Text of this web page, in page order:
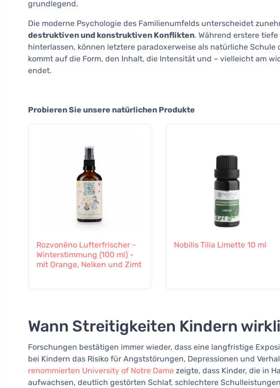
grundlegend.
Die moderne Psychologie des Familienumfelds unterscheidet
destruktiven und konstruktiven Konflikten. Während erstere
hinterlassen, können letztere paradoxerweise als natürliche Schule
kommt auf die Form, den Inhalt, die Intensität und – vielleicht am
endet.
Probieren Sie unsere natürlichen Produkte
Rozvoněno Lufterfrischer -
Winterstimmung (100 ml) -
mit Orange, Nelken und Zimt
Nobilis Tilia Limette 10 ml
Wann Streitigkeiten Kindern
Forschungen bestätigen immer wieder, dass eine langfristige
bei Kindern das Risiko für Angststörungen, Depressionen und
renommierten University of Notre Dame zeigte, dass Kinder, die in
aufwachsen, deutlich gestörten Schlaf, schlechtere